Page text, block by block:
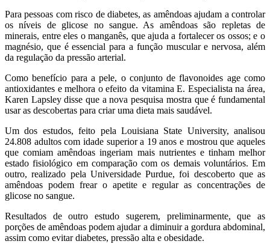
Para pessoas com risco de diabetes, as amêndoas ajudam a controlar
os níveis de glicose no sangue. As amêndoas são repletas de
minerais, entre eles o manganês, que ajuda a fortalecer os ossos; e o
magnésio, que é essencial para a função muscular e nervosa, além
da regulação da pressão arterial.
Como benefício para a pele, o conjunto de flavonoides age como
antioxidantes e melhora o efeito da vitamina E. Especialista na área,
Karen Lapsley disse que a nova pesquisa mostra que é fundamental
usar as descobertas para criar uma dieta mais saudável.
Um dos estudos, feito pela Louisiana State University, analisou
24.808 adultos com idade superior a 19 anos e mostrou que aqueles
que comiam amêndoas ingeriam mais nutrientes e tinham melhor
estado fisiológico em comparação com os demais voluntários. Em
outro, realizado pela Universidade Purdue, foi descoberto que as
amêndoas podem frear o apetite e regular as concentrações de
glicose no sangue.
Resultados de outro estudo sugerem, preliminarmente, que as
porções de amêndoas podem ajudar a diminuir a gordura abdominal,
assim como evitar diabetes, pressão alta e obesidade.